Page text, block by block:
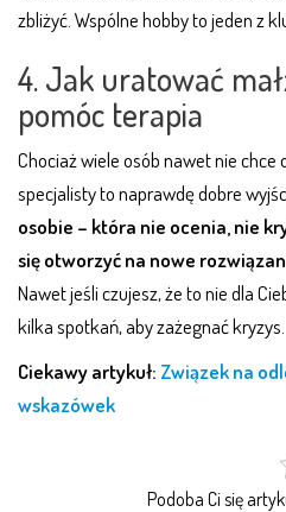
zbliżyć. Wspólne hobby to jeden z
4. Jak uratować
pomóc terapia
Chociaż wiele osób nawet nie chce
specjalisty to naprawdę dobre
osobie – która nie ocenia, nie
się otworzyć na nowe
Nawet jeśli czujesz, że to nie dla
kilka spotkań, aby zażegnać kryzys.
Ciekawy artykuł: Związek na
wskazówek
Podoba Ci się